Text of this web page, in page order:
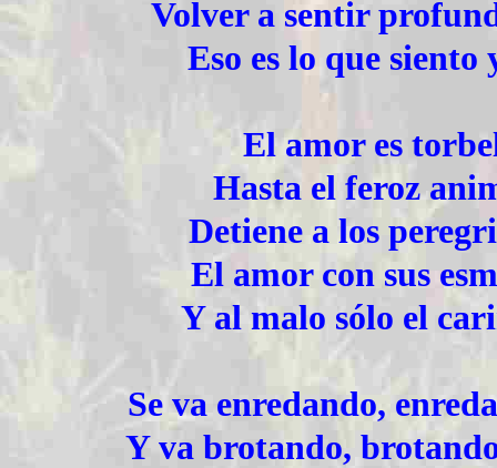
Volver a sentir
Eso es lo que siento
El amor es
Hasta el feroz
Detiene a los
El amor con sus
Y al malo sólo el
Se va enredando,
Y va brotando,